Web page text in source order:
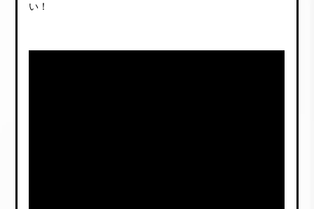
い！